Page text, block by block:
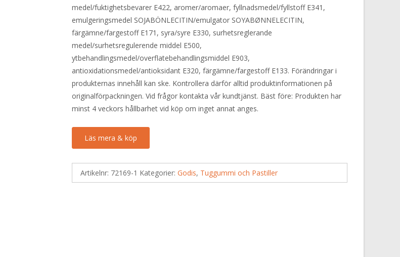
medel/fuktighetsbevarer E422, aromer/aromaer, fyllnadsmedel/fyllstoff E341,
emulgeringsmedel SOJABÖNLECITIN/emulgator SOYABØNNELECITIN,
färgämne/fargestoff E171, syra/syre E330, surhetsreglerande
medel/surhetsregulerende middel E500,
ytbehandlingsmedel/overflatebehandlingsmiddel E903,
antioxidationsmedel/antioksidant E320, färgämne/fargestoff E133. Förändringar i
produkternas innehåll kan ske. Kontrollera därför alltid produktinformationen på
originalförpackningen. Vid frågor kontakta vår kundtjänst. Bäst före: Produkten har
minst 4 veckors hållbarhet vid köp om inget annat anges.
Läs mera & köp
Artikelnr: 72169-1 Kategorier: Godis, Tuggummi och Pastiller